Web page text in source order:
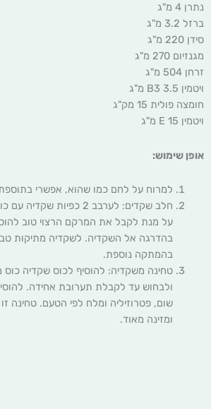
נתרן 4 מ"ג
ברזל 3.2 מ"ג
סידן 220 מ"ג
מגנזיום 270 מ"ג
זרחן 504 מ"ג
ויטמין B3 3.5 מ"ג
חומצה פולית 15 מק"ג
ויטמין E 15 מ"ג
אופן שימוש:
למרוח על לחם כמו שהוא, אפשרי
חלב שקדים: לערבב 2 כפיות שקדיה עם כוס מים.
על מנת לקבל את המרקם הרצוי טוב
בהדרגה אל השקדיה. לשקדיה מתיקות
בהמתקה נוספת.
טחינה משקדיה: להוסיף לכוס שקדיה כוס
ולבחוש עד לקבלת תערובת אחידה.
שום, פטרוזיליה ומלח לפי הטעם. טחינה
ומזינה מאוד.